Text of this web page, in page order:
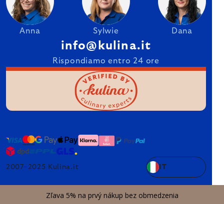
Anna Sylwie Dana
info@kulina.it
Rispondiamo entro 24 ore
2007–2025 Kulina.it IT
Zľava 5% na prvý nákup bez obmedzenia